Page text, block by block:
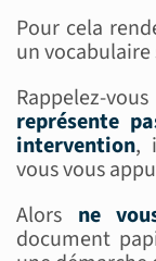
Pour cela
un
Rappelez-
représente
intervention,
vous vous
Alors ne
document